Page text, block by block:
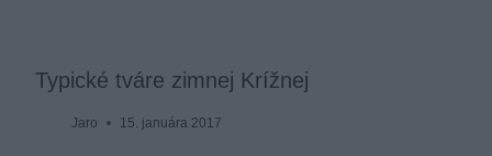
Typické tváre zimnej Krížnej
Jaro 15. januára 2017